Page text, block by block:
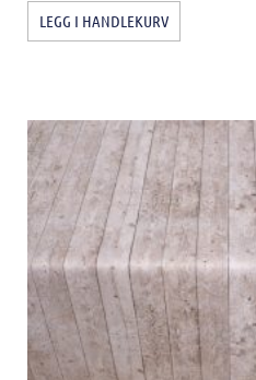
LEGG I HANDLEKURV